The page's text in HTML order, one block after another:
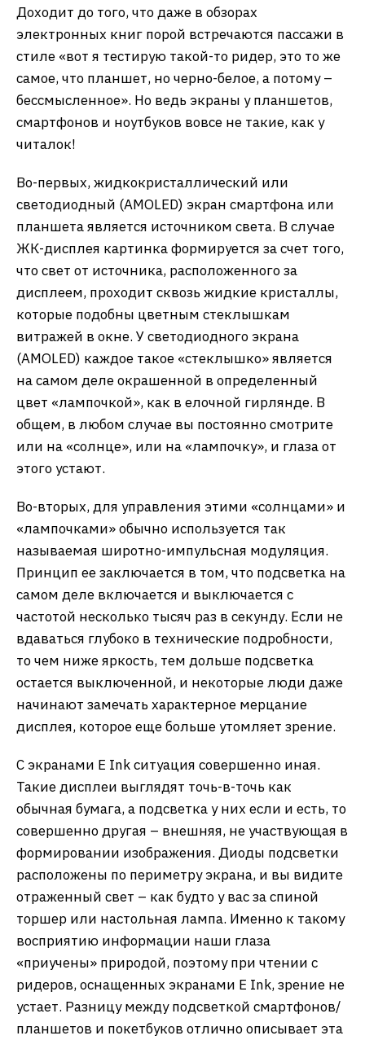
Доходит до того, что даже в обзорах
электронных книг порой встречаются пассажи в
стиле «вот я тестирую такой-то ридер, это то же
самое, что планшет, но черно-белое, а потому –
бессмысленное». Но ведь экраны у планшетов,
смартфонов и ноутбуков вовсе не такие, как у
читалок!
Во-первых, жидкокристаллический или
светодиодный (AMOLED) экран смартфона или
планшета является источником света. В случае
ЖК-дисплея картинка формируется за счет того,
что свет от источника, расположенного за
дисплеем, проходит сквозь жидкие кристаллы,
которые подобны цветным стеклышкам
витражей в окне. У светодиодного экрана
(AMOLED) каждое такое «стеклышко» является
на самом деле окрашенной в определенный
цвет «лампочкой», как в елочной гирлянде. В
общем, в любом случае вы постоянно смотрите
или на «солнце», или на «лампочку», и глаза от
этого устают.
Во-вторых, для управления этими «солнцами» и
«лампочками» обычно используется так
называемая широтно-импульсная модуляция.
Принцип ее заключается в том, что подсветка на
самом деле включается и выключается с
частотой несколько тысяч раз в секунду. Если не
вдаваться глубоко в технические подробности,
то чем ниже яркость, тем дольше подсветка
остается выключенной, и некоторые люди даже
начинают замечать характерное мерцание
дисплея, которое еще больше утомляет зрение.
С экранами E Ink ситуация совершенно иная.
Такие дисплеи выглядят точь-в-точь как
обычная бумага, а подсветка у них если и есть, то
совершенно другая – внешняя, не участвующая в
формировании изображения. Диоды подсветки
расположены по периметру экрана, и вы видите
отраженный свет – как будто у вас за спиной
торшер или настольная лампа. Именно к такому
восприятию информации наши глаза
«приучены» природой, поэтому при чтении с
ридеров, оснащенных экранами E Ink, зрение не
устает. Разницу между подсветкой смартфонов/
планшетов и покетбуков отлично описывает эта